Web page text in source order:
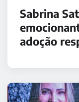
Sabrina
adoção